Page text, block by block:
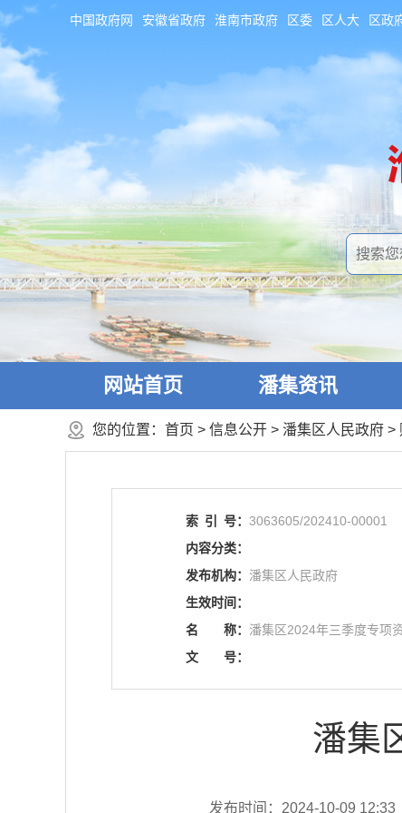
中国政府网 安徽省政府 淮南市政府 区委 区人大 区政
网站首页 潘集资讯
您的位置： 首页 > 信息公开 > 潘集区人民政府 >
索 引 号： 3063605/202410-00001
内容分类：
发布机构： 潘集区人民政府
生效时间：
名
称： 潘集区2024年三季度专项
文
号：
潘集
发布时间：2024-10-09 12:33